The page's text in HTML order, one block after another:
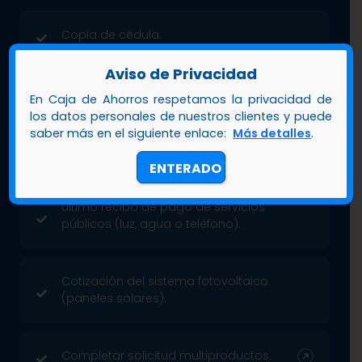
Copia de cédula.
Copia del carnet de Jubilado.
Último talonario de pago.
Último recibo de pago de servicios
públicos (luz, agua o teléfono).
Cotización del sistema fotovoltaico
(paneles solares).
Completar solicitud multiproductos.
Aviso de Privacidad
En Caja de Ahorros respetamos la privacidad de
los datos personales de nuestros clientes y puede
saber más en el siguiente enlace: Más detalles.
ENTERADO